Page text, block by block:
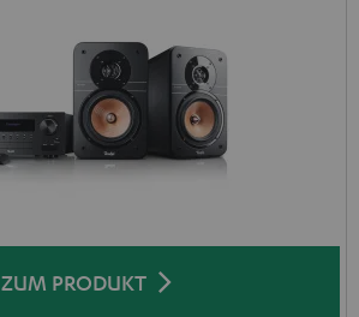
ZUM PRODUKT